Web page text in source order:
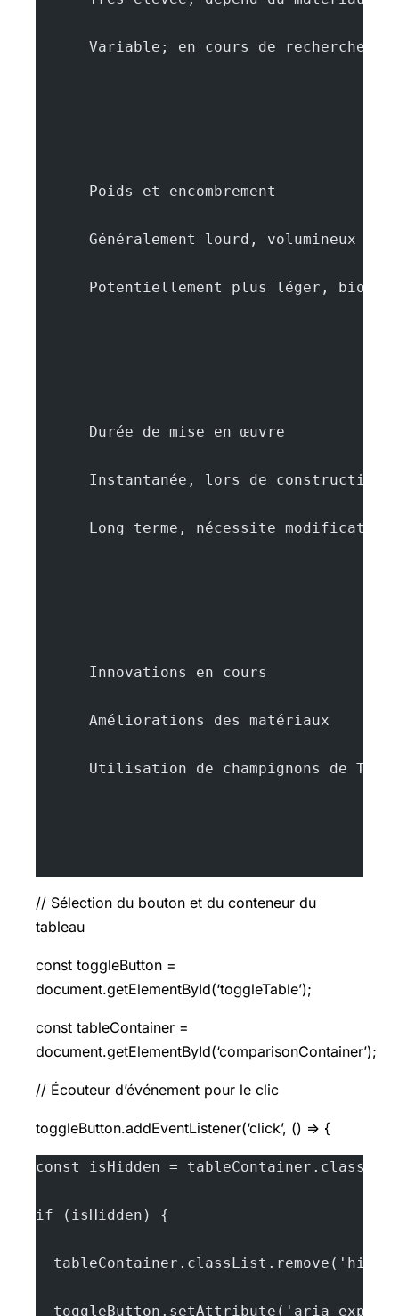
Variable; en cours de recherche,
      Poids et encombrement
      Généralement lourd, volumineux
Potentiellement plus léger,
      Durée de mise en œuvre
      Instantanée, lors de construction
Long terme, nécessite
      Innovations en cours
      Améliorations des matériaux
Utilisation de champignons de
// Sélection du bouton et du conteneur du
tableau
const toggleButton =
document.getElementById(‘toggleTable’);
const tableContainer =
document.getElementById(‘comparisonContainer’);
// Écouteur d’événement pour le clic
toggleButton.addEventListener(‘click’, () => {
const isHidden =
if (isHidden) {
toggleButton.setAttribute('aria-